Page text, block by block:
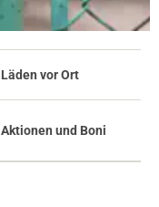
Läden vor Ort
Aktionen und Boni